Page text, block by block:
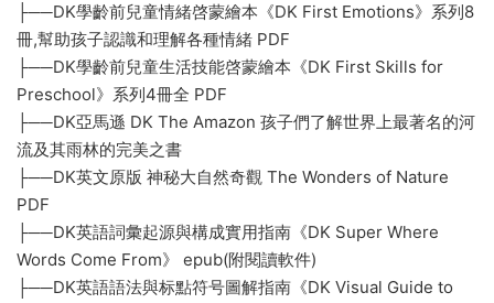
├──DK學齡前兒童情緒啓蒙繪本《DK First Emotions》系列8
冊,幫助孩子認識和理解各種情緒 PDF
├──DK學齡前兒童生活技能啓蒙繪本《DK First Skills for
Preschool》系列4冊全 PDF
├──DK亞馬遜 DK The Amazon 孩子們了解世界上最著名的河
流及其雨林的完美之書
├──DK英文原版 神秘大自然奇觀 The Wonders of Nature
PDF
├──DK英語詞彙起源與構成實用指南《DK Super Where
Words Come From》 epub(附閱讀軟件)
├──DK英語語法與标點符号圖解指南《DK Visual Guide to